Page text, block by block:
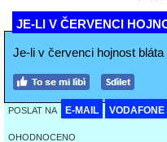
JE-LI V ČERVENCI
Je-li v červenci hojnost bláta
POSLAT NA E-MAIL VODAFONE
OHODNOCENO